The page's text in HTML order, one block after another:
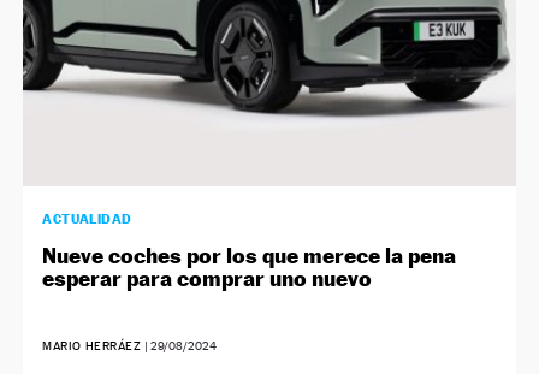
ACTUALIDAD
Nueve coches por los que merece la pena
esperar para comprar uno nuevo
MARIO HERRÁEZ |29/08/2024